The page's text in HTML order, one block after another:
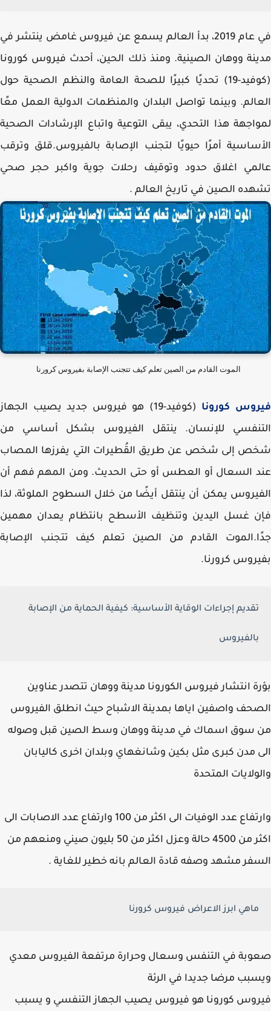
في عام 2019، بدأ العالم يسمع عن فيروس غامض ينتشر في
ووهان الصينية. ومنذ ذلك الحين، أحدث فيروس كورونا
(كوفيد-19) تحديًا كبيرًا للصحة العامة والنظم الصحية حول
وبينما تواصل البلدان والمنظمات الدولية العمل معًا
هذا التحدي، يبقى التوعية واتباع الإرشادات الصحية
أمرًا حيويًا لتجنب الإصابة بالفيروس.قلق وترقب
اغلاق حدود وتوقيف رحلات جوية واكبر حجر صحي
الصين في تاريخ العالم .
الموت القادم من الصين تعلم كيف تتجنب الإصابة بفيروس كرورنا
كورونا
(كوفيد-19) هو فيروس جديد يصيب الجهاز
للإنسان. ينتقل الفيروس بشكل أساسي من
إلى شخص عن طريق القُطيرات التي يفرزها المصاب
السعال أو العطس أو حتى الحديث. ومن المهم فهم أن
يمكن أن ينتقل أيضًا من خلال السطوح الملوثة، لذا
غسل اليدين وتنظيف الأسطح بانتظام يعدان مهمين
القادم من الصين تعلم كيف تتجنب الإصابة
كرورنا.
تقديم إجراءات الوقاية الأساسية: كيفية الحماية من الإصابة
بالفيروس
انتشار فيروس الكورونا مدينة ووهان تتصدر عناوين
واصفين اياها بمدينة الاشباح حيث انطلق الفيروس
سوق اسماك في مدينة ووهان وسط الصين قبل وصوله
مدن كبرى مثل بكين وشانغهاي وبلدان اخرى كاليابان
المتحدة
وارتفاع عدد الوفيات الى اكثر من 100 وارتفاع عدد الاصابات الى
اكثر من 4500 حالة وعزل اكثر من 50 بليون صيني ومنعهم من
مشهد وصفه قادة العالم بانه خطير للغاية .
ماهي ابرز الاعراض فيروس كرورنا
في التنفس وسعال وحرارة مرتفعة الفيروس معدي
مرضا جديدا في الرئة
كورونا هو فيروس يصيب الجهاز التنفسي و يسبب